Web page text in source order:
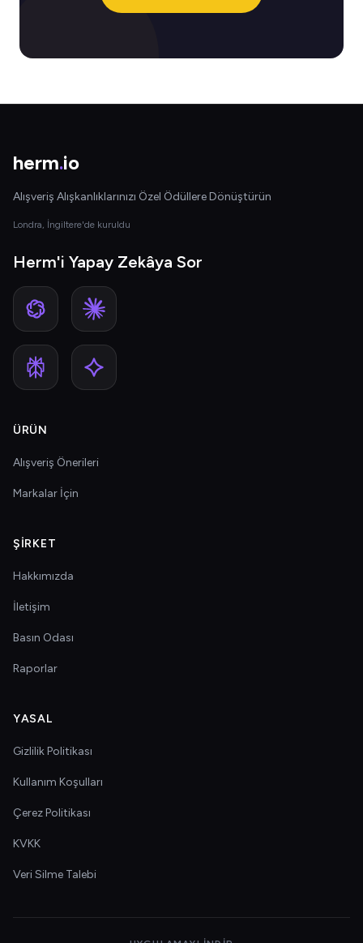
herm.io
Alışveriş Alışkanlıklarınızı Özel Ödüllere Dönüştürün
Londra, İngiltere'de kuruldu
Herm'i Yapay Zekâya Sor
ÜRÜN
Alışveriş Önerileri
Markalar İçin
ŞIRKET
Hakkımızda
İletişim
Basın Odası
Raporlar
YASAL
Gizlilik Politikası
Kullanım Koşulları
Çerez Politikası
KVKK
Veri Silme Talebi